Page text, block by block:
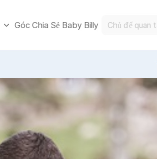
Góc Chia Sẻ Baby Billy